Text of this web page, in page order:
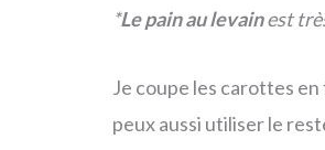
*Le pain au levainest
Je coupe les carottes
peux aussi utiliser le